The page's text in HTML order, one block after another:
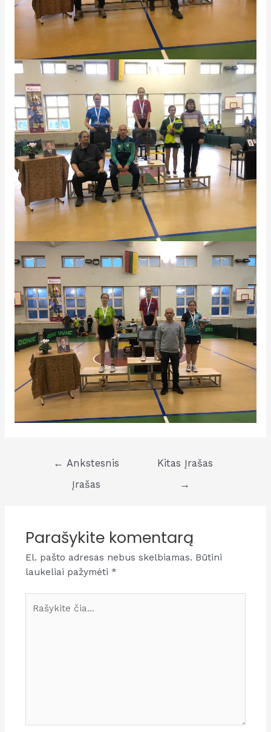
Navigacija
← Ankstesnis
Įrašas
Kitas Įrašas
→
Parašykite komentarą
El. pašto adresas nebus skelbiamas. Būtini
laukeliai pažymėti *
čia...